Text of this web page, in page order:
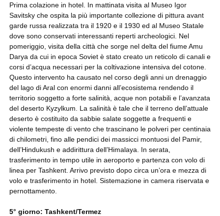
Prima colazione in hotel. In mattinata visita al Museo Igor
Savitsky che ospita la più importante collezione di pittura avant
garde russa realizzata tra il 1920 e il 1930 ed al Museo Statale
dove sono conservati interessanti reperti archeologici. Nel
pomeriggio, visita della città che sorge nel delta del fiume Amu
Darya da cui in epoca Soviet è stato creato un reticolo di canali e
corsi d’acqua necessari per la coltivazione intensiva del cotone.
Questo intervento ha causato nel corso degli anni un drenaggio
del lago di Aral con enormi danni all’ecosistema rendendo il
territorio soggetto a forte salinità, acque non potabili e l’avanzata
del deserto Kyzylkum. La salinità è tale che il terreno dell’attuale
deserto è costituito da sabbie salate soggette a frequenti e
violente tempeste di vento che trascinano le polveri per centinaia
di chilometri, fino alle pendici dei massicci montuosi del Pamir,
dell’Hindukush e addirittura dell’Himalaya. In serata,
trasferimento in tempo utile in aeroporto e partenza con volo di
linea per Tashkent. Arrivo previsto dopo circa un’ora e mezza di
volo e trasferimento in hotel. Sistemazione in camera riservata e
pernottamento.
5° giorno: Tashkent/Termez